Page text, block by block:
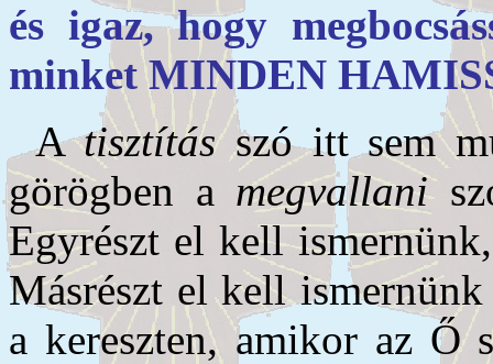
és igaz, hogy
minket MINDEN
Atisztításszó itt sem
görögben a megvallani
Egyrészt el kell
Másrészt el kell
a kereszten, amikor az Ő